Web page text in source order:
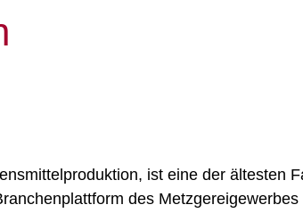
ist eine der ältesten
des